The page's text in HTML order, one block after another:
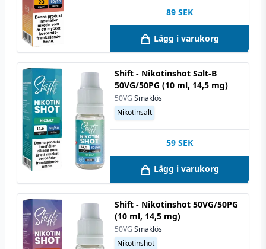
89 SEK
Lägg i varukorg
Shift - Nikotinshot Salt-B
50VG/50PG (10 ml, 14,5 mg)
50VG Smaklös
Nikotinsalt
59 SEK
Lägg i varukorg
Shift - Nikotinshot 50VG/50PG
(10 ml, 14,5 mg)
50VG Smaklös
Nikotinshot